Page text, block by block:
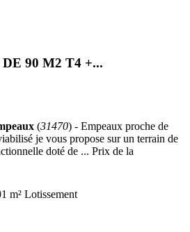
90 M2 T4 +...
(31470) - Empeaux proche de
je vous propose sur un terrain de
doté de ... Prix de la
m² Lotissement